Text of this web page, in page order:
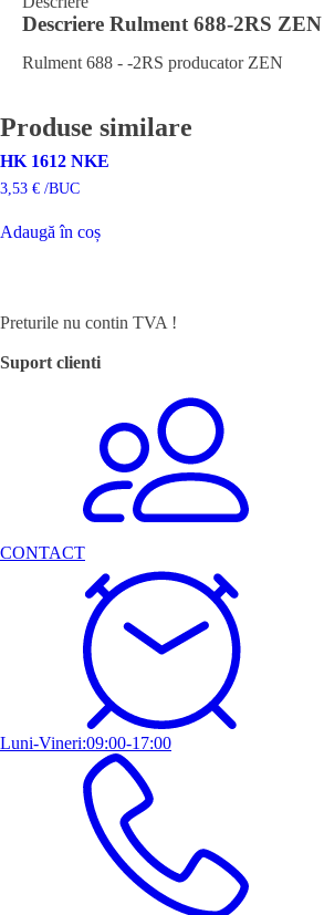
Descriere Rulment 688-2RS ZEN
Rulment 688 - -2RS producator ZEN
Produse similare
HK 1612 NKE
3,53 € /BUC
Adaugă în coș
Preturile nu contin TVA !
Suport clienti
CONTACT
Luni-Vineri:09:00-17:00